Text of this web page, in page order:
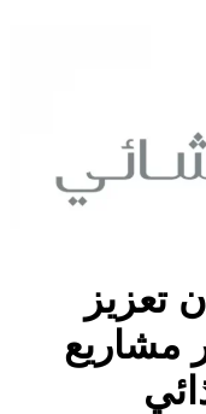
تعزيز
مشاريع